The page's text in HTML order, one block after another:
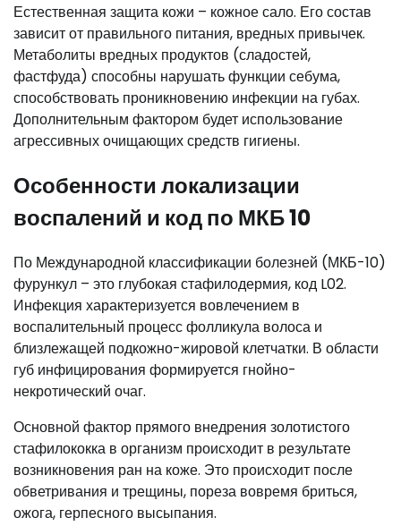
Естественная защита кожи – кожное сало. Его состав
зависит от правильного питания, вредных привычек.
Метаболиты вредных продуктов (сладостей,
фастфуда) способны нарушать функции себума,
способствовать проникновению инфекции на губах.
Дополнительным фактором будет использование
агрессивных очищающих средств гигиены.
Особенности локализации
воспалений и код по МКБ 10
По Международной классификации болезней (МКБ-10)
фурункул – это глубокая стафилодермия, код L02.
Инфекция характеризуется вовлечением в
воспалительный процесс фолликула волоса и
близлежащей подкожно-жировой клетчатки. В области
губ инфицирования формируется гнойно-
некротический очаг.
Основной фактор прямого внедрения золотистого
стафилококка в организм происходит в результате
возникновения ран на коже. Это происходит после
обветривания и трещины, пореза вовремя бриться,
ожога, герпесного высыпания.